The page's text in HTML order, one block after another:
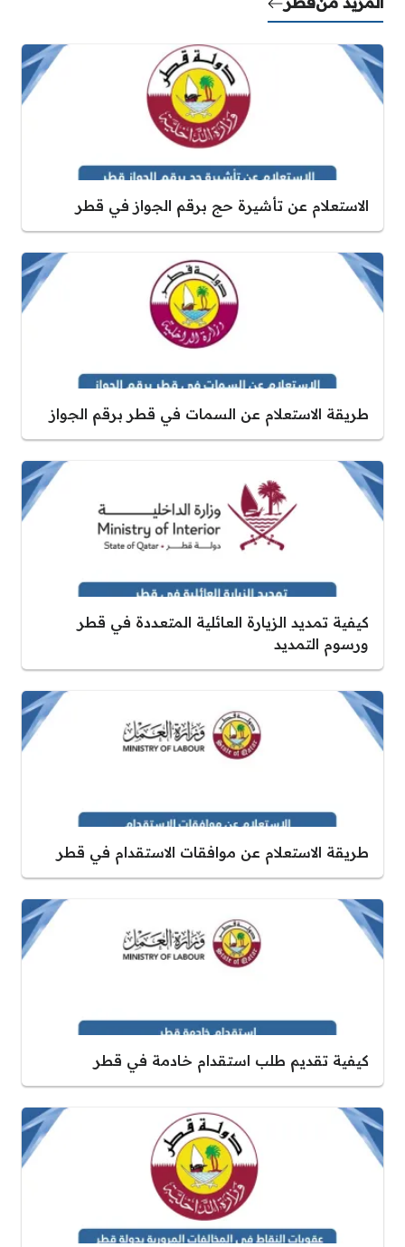
الاستعلام عن تأشيرة حج برقم الجواز في قطر
طريقة الاستعلام عن السمات في قطر برقم الجواز
كيفية تمديد الزيارة العائلية المتعددة في قطر
ورسوم التمديد
طريقة الاستعلام عن موافقات الاستقدام في قطر
كيفية تقديم طلب استقدام خادمة في قطر